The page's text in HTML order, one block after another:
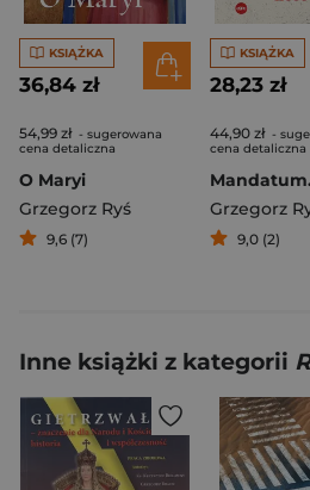
KSIĄŻKA
36,84 zł
54,99 zł - sugerowana
cena detaliczna
O Maryi
Grzegorz Ryś
9,6 (7)
KSIĄŻKA
28,23 zł
44,90 zł -
cena detaliczna
Grzegorz
9,0 (2)
Inne książki z kategorii